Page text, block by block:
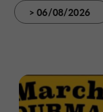
> 06/08/2026